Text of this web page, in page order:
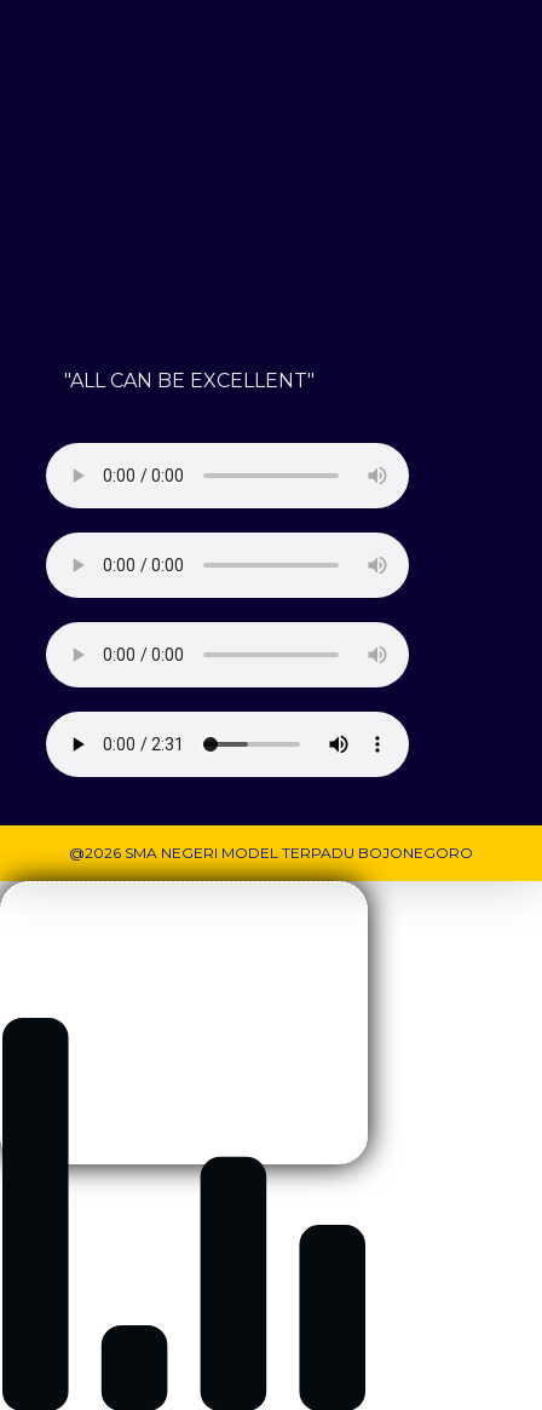
"ALL CAN BE EXCELLENT"
@2026 SMA NEGERI MODEL TERPADU BOJONEGORO